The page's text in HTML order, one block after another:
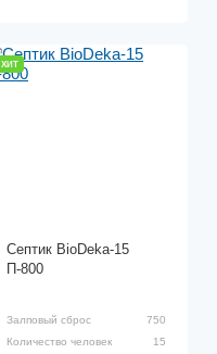
ХИТ
Септик BioDeka-15
П-800
Залповый сброс
750
Количество человек
15